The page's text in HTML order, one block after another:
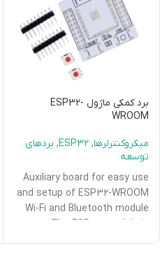
برد کمکی ماژول ESP32-
WROOM
میکروکنترلرها,
ESP32
, بردهای
توسعه
Auxiliary board for easy use
and setup of ESP32-WROOM
Wi-Fi and Bluetooth module
The ESP32 module is